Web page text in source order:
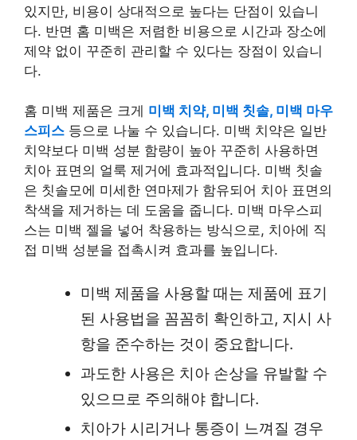
있지만, 비용이 상대적으로 높다는 단점이 있습니
다. 반면 홈 미백은 저렴한 비용으로 시간과 장소에
제약 없이 꾸준히 관리할 수 있다는 장점이 있습니
다.
홈 미백 제품은 크게 미백 치약, 미백 칫솔, 미백 마우
스피스 등으로 나눌 수 있습니다. 미백 치약은 일반
치약보다 미백 성분 함량이 높아 꾸준히 사용하면
치아 표면의 얼룩 제거에 효과적입니다. 미백 칫솔
은 칫솔모에 미세한 연마제가 함유되어 치아 표면의
착색을 제거하는 데 도움을 줍니다. 미백 마우스피
스는 미백 젤을 넣어 착용하는 방식으로, 치아에 직
접 미백 성분을 접촉시켜 효과를 높입니다.
미백 제품을 사용할 때는 제품에 표기
된 사용법을 꼼꼼히 확인하고, 지시 사
항을 준수하는 것이 중요합니다.
과도한 사용은 치아 손상을 유발할 수
있으므로 주의해야 합니다.
치아가 시리거나 통증이 느껴질 경우